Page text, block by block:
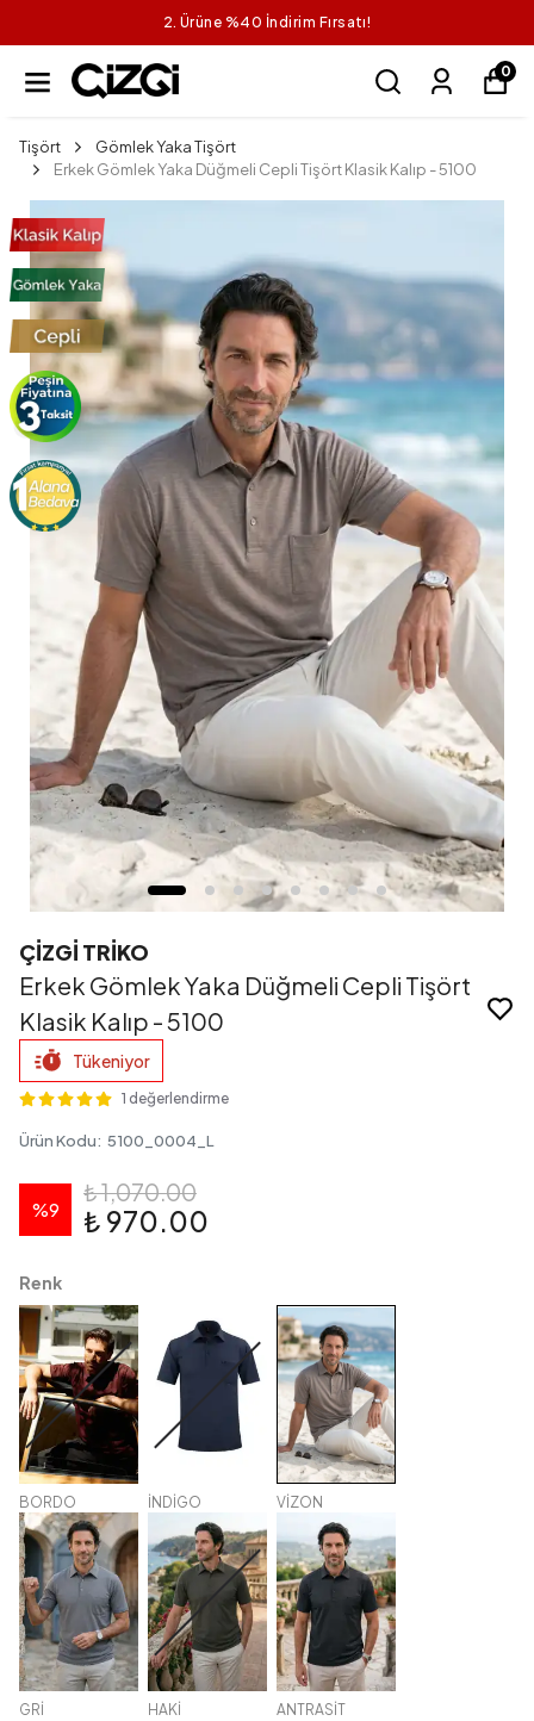
2. Ürüne %40 İndirim Fırsatı!
0
Tişört
Gömlek Yaka Tişört
Erkek Gömlek Yaka Düğmeli Cepli Tişört Klasik Kalıp - 5100
ÇİZGİ TRİKO
Erkek Gömlek Yaka Düğmeli Cepli Tişört
Klasik Kalıp - 5100
Tükeniyor
1 değerlendirme
Ürün Kodu: 5100_0004_L
%9
₺ 1,070.00
₺ 970.00
Renk
BORDO İNDİGO VİZON
GRİ HAKİ ANTRASİT